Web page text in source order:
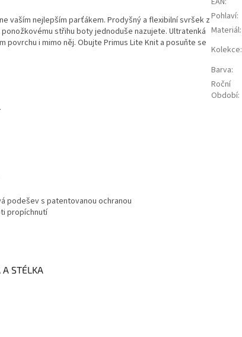
vaším nejlepším parťákem. Prodyšný a flexibilní svršek z
střihu boty jednoduše nazujete. Ultratenká
i mimo něj. Obujte Primus Lite Knit a posuňte se
podešev s patentovanou ochranou
propíchnutí
A STÉLKA
Pohlaví:
Materiál:
Kolekce:
Barva:
Roční
Období: